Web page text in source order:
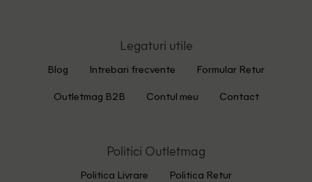
Legaturi utile
Blog Intrebari frecvente Formular Retur
Outletmag B2B Contul meu Contact
Politici Outletmag
Politica Livrare Politica Retur